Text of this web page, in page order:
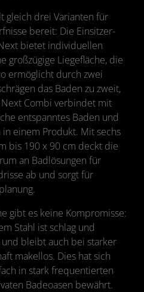
gleich drei Varianten für
bereit: Die Einsitzer-
bietet individuellen
großzügige Liegefläche, die
ermöglicht durch zwei
das Baden zu zweit,
Combi verbindet mit
entspanntes Baden und
einem Produkt. Mit sechs
bis 190 x 90 cm deckt die
an Badlösungen für
ab und sorgt für
gibt es keine Kompromisse:
Stahl ist schlag und
bleibt auch bei starker
makellos. Dies hat sich
in stark frequentierten
Badeoasen bewährt.